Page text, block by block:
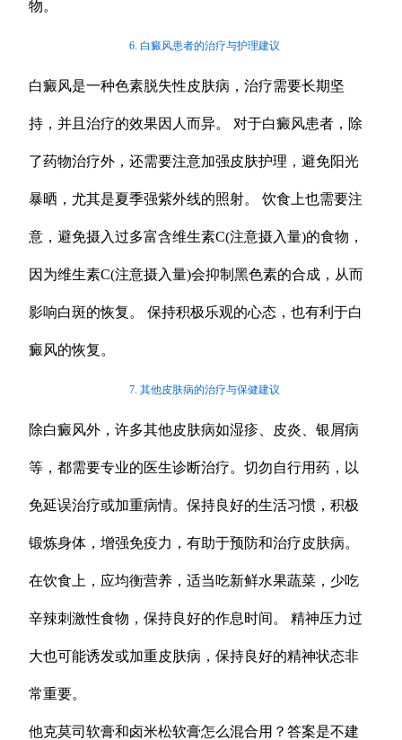
物。
6. 白癜风患者的治疗与护理建议
白癜风是一种色素脱失性皮肤病，治疗需要长期坚
持，并且治疗的效果因人而异。 对于白癜风患者，除
了药物治疗外，还需要注意加强皮肤护理，避免阳光
暴晒，尤其是夏季强紫外线的照射。 饮食上也需要注
意，避免摄入过多富含维生素C(注意摄入量)的食物，
因为维生素C(注意摄入量)会抑制黑色素的合成，从而
影响白斑的恢复。 保持积极乐观的心态，也有利于白
癜风的恢复。
7. 其他皮肤病的治疗与保健建议
除白癜风外，许多其他皮肤病如湿疹、皮炎、银屑病
等，都需要专业的医生诊断治疗。切勿自行用药，以
免延误治疗或加重病情。保持良好的生活习惯，积极
锻炼身体，增强免疫力，有助于预防和治疗皮肤病。
在饮食上，应均衡营养，适当吃新鲜水果蔬菜，少吃
辛辣刺激性食物，保持良好的作息时间。 精神压力过
大也可能诱发或加重皮肤病，保持良好的精神状态非
常重要。
他克莫司软膏和卤米松软膏怎么混合用？答案是不建